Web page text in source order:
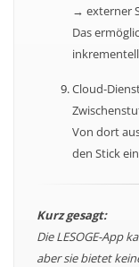
→ externer
Das
Cloud-
Von dort
den Stick
Kurz gesagt:
Die LESOGE-App
aber sie bietet